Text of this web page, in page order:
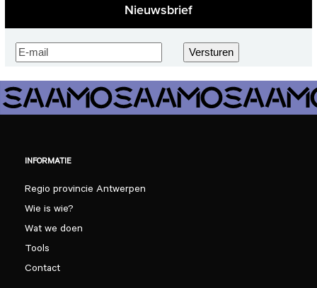
Nieuwsbrief
E-
mailadres(Vereist)
Versturen
INFORMATIE
Regio provincie Antwerpen
Wie is wie?
Wat we doen
Tools
Contact